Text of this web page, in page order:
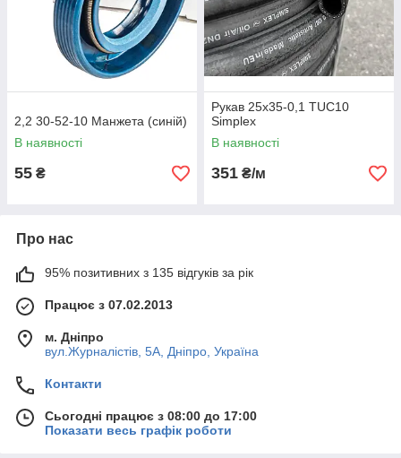
2,2 30-52-10 Манжета (синій)
В наявності
55 ₴
Рукав 25х35-0,1 TUC10
Simplex
В наявності
351 ₴/м
Про нас
95% позитивних з 135 відгуків за рік
Працює з 07.02.2013
м. Дніпро
вул.Журналістів, 5А, Дніпро, Україна
Контакти
Сьогодні працює з 08:00 до 17:00
Показати весь графік роботи